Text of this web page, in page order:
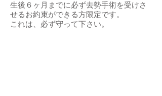
生後６ヶ月までに必ず去勢手術を受けさ
せるお約束ができる方限定です。
これは、必ず守って下さい。